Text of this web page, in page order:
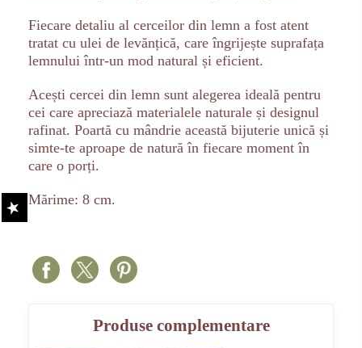
Fiecare detaliu al cerceilor din lemn a fost atent
tratat cu ulei de levănțică, care îngrijește suprafața
lemnului într-un mod natural și eficient.
Acești cercei din lemn sunt alegerea ideală pentru
cei care apreciază materialele naturale și designul
rafinat. Poartă cu mândrie această bijuterie unică și
simte-te aproape de natură în fiecare moment în
care o porți.
Mărime: 8 cm.
Produse complementare